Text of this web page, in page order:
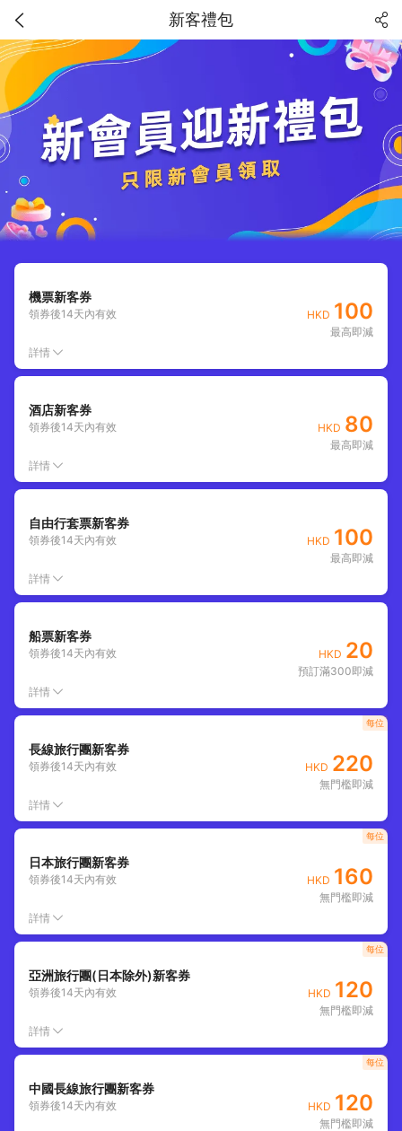
新客禮包
機票新客券
領券後14天內有效 HKD 100
最高即減
詳情
酒店新客券
領券後14天內有效 HKD 80
最高即減
詳情
自由行套票新客券
領券後14天內有效 HKD 100
最高即減
詳情
船票新客券
領券後14天內有效 HKD 20
預訂滿300即減
詳情
長線旅行團新客券
領券後14天內有效 HKD 220
無門檻即減
每位
詳情
日本旅行團新客券
領券後14天內有效 HKD 160
無門檻即減
每位
詳情
亞洲旅行團(日本除外)新客券
領券後14天內有效 HKD 120
無門檻即減
每位
詳情
中國長線旅行團新客券
領券後14天內有效 HKD 120
無門檻即減
每位